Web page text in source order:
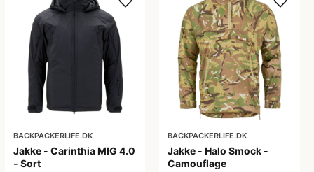
BACKPACKERLIFE.DK
Jakke - Carinthia MIG 4.0
- Sort
BACKPACKERLIFE.DK
Jakke - Halo Smock -
Camouflage